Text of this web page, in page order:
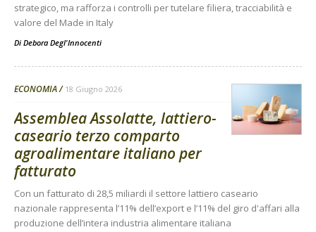
strategico, ma rafforza i controlli per tutelare filiera, tracciabilità e
valore del Made in Italy
Di Debora Degl'Innocenti
ECONOMIA 18 Giugno 2026
Assemblea Assolatte, lattiero-
caseario terzo comparto
agroalimentare italiano per
fatturato
Con un fatturato di 28,5 miliardi il settore lattiero caseario
nazionale rappresenta l’11% dell’export e l’11% del giro d'affari alla
produzione dell’intera industria alimentare italiana